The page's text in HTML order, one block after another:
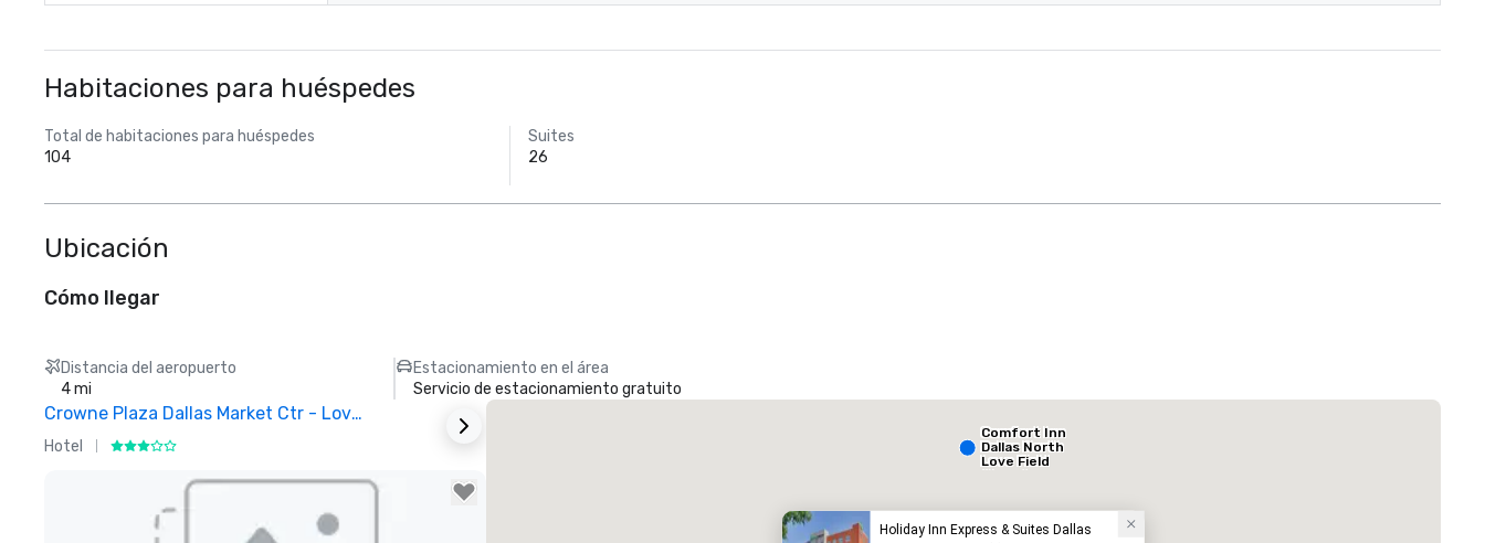
Habitaciones para huéspedes
Total de habitaciones para huéspedes
104
Suites
26
Ubicación
Cómo llegar
Distancia del aeropuerto
4 mi
Estacionamiento en el área
Servicio de estacionamiento gratuito
Crowne Plaza Dallas Market Ctr - Love Field
Hotel Hotel
Holiday Inn Express & Suites Dallas
Comfort Inn
Dallas North
Love Field
Airport